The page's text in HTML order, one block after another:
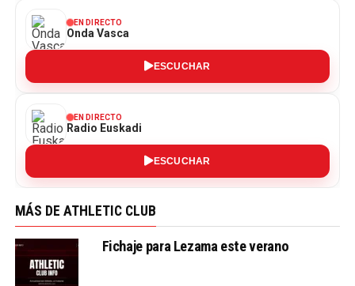
EN DIRECTO
Onda Vasca
ESCUCHAR
EN DIRECTO
Radio Euskadi
ESCUCHAR
MÁS DE ATHLETIC CLUB
Fichaje para Lezama este verano